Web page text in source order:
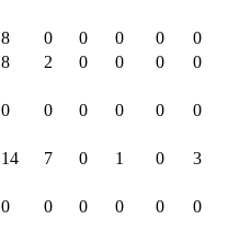
8 0 0 0 0 0
8 2 0 0 0 0
0 0 0 0 0 0
14 7 0 1 0 3
0 0 0 0 0 0